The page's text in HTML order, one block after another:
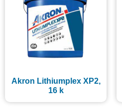
Akron Lithiumplex XP2,
16 k